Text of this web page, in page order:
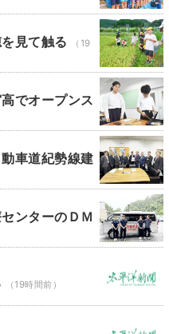
見て触る
（19
でオープンス
車道紀勢線建
ンターのＤＭ
（19時間前）